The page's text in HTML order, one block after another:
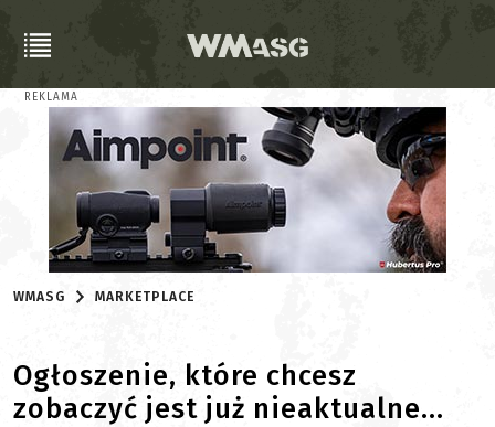
REKLAMA
WMASG MARKETPLACE
Ogłoszenie, które chcesz
zobaczyć jest już nieaktualne...